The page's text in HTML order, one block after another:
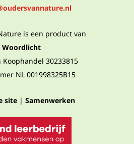
is een product van
Woordlicht
Koophandel 30233815
NL 001998325B15
site| Samenwerken